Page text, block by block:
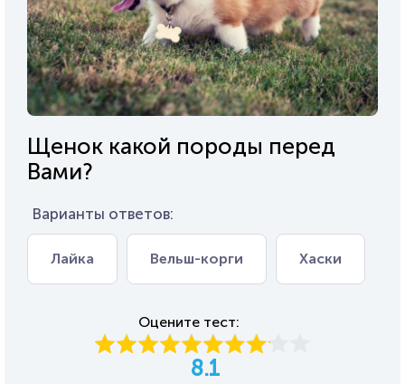
Щенок какой породы перед
Вами?
Варианты ответов:
Лайка Вельш-корги Хаски
Оцените тест:
8.1